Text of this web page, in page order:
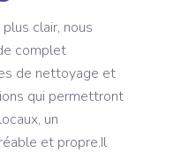
clair, nous
complet
de nettoyage et
qui permettront
un
et propre.Il